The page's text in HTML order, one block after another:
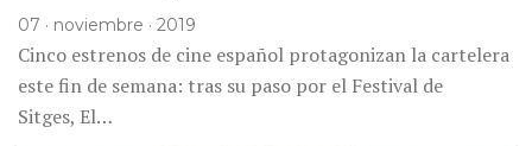
07 · noviembre · 2019
Cinco estrenos de cine español protagonizan la cartelera
este fin de semana: tras su paso por el Festival de
Sitges, El…